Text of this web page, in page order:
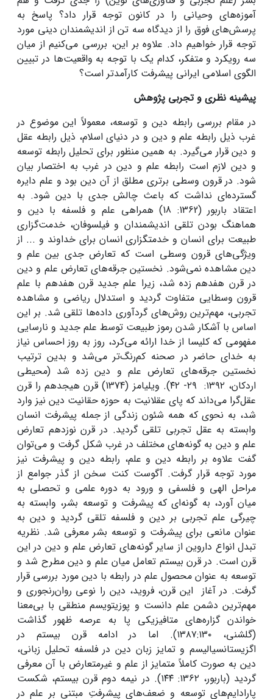
آموزه‌های وحیانی را در کانون توجه قرار داد؟ پاسخ به
پرسش‌های فوق را از دیدگاه سه تن از اندیشمندان دینی مورد
توجه قرار خواهیم داد. علاوه بر این، بررسی می‌کنیم از میان
سه رویکرد و متفکر، کدام یک با توجه به واقعیت‌ها در تبیین
الگوی اسلامی ایرانی پیشرفت کارآمدتر است؟
پیشینه نظری و تجربی پژوهش
در مقام بررسی رابطه دین و توسعه، معمولاً این موضوع در
غرب ذیل رابطه علم و دین و در دنیای اسلام، ذیل رابطه عقل
و دین قرار می‌گیرد. به همین منظور برای تحلیل رابطه توسعه
و دین لازم است رابطه علم و دین در غرب به اختصار بیان
شود. در قرون وسطی برتری مطلق از آن دین بود و علم دایره
گسترده‌ای نداشت که باعث چالش جدی با دین شود. به
اعتقاد باربور (1362: 18) همراهی علم و فلسفه با دین و
هماهنگ بودن تلقی اندیشمندان و فیلسوفان، خدمت‌گزاری
طبیعت برای انسان و خدمتگزاری انسان برای خداوند و ... از
ویژگی‌های قرون وسطی است که تعارض جدی بین علم و
دین مشاهده نمی‌شود. نخستین جرقه‌های تعارض علم و دین
در قرن هفدهم زده شد، زیرا علم جدید قرن هفدهم با علم
قرون وسطایی متفاوت گردید و استدلال ریاضی و مشاهده
تجربی، مهم‌ترین روش‌های گردآوری داده‌ها تلقی شد. بر این
‌اساس با آشکار شدن رموز طبیعت توسط علم جدید و نارسایی
مفهومی که کلیسا از خدا ارائه می‌کرد، روز به روز احساس نیاز
به خدای حاضر در صحنه کم‌رنگ‌تر می‌شد و بدین‌ ترتیب
نخستین جرقه‌های تعارض علم و دین زده شد (محیطی
اردکان، ۱۳۹۲: ۲۹- ۴۲). ویلیامز (1374) قرن هیجدهم را قرن
عقل‌گرا می‌داند که پای عقلانیت به حوزه حقانیت دین نیز وارد
شد، به نحوی که همه شئون زندگی از جمله پیشرفت انسان
وابسته به عقل تجربی تلقی گردید. در قرن نوزدهم تعارض
علم و دین به گونه‌های مختلف در غرب شکل گرفت و می‌توان
گفت علاوه بر رابطه دین و علم، رابطه دین و پیشرفت نیز
مورد توجه قرار گرفت. آگوست کنت سخن از گذر جوامع از
مراحل الهی و فلسفی و ورود به دوره علمی و تحصلی به
میان آورد، به گونه‌ای که پیشرفت و توسعه بشر، وابسته به
چیرگی علم تجربی بر دین و فلسفه تلقی گردید و دین به
عنوان مانعی برای پیشرفت و توسعه بشر معرفی شد. نظریه
تبدل انواع داروین از سایر گونه‌های تعارض علم و دین در این
قرن است. در قرن بیستم تعامل‌ میان علم و دین مطرح شد و
توسعه به عنوان محصول علم در رابطه با دین مورد بررسی قرار
گرفت. در آغاز این قرن، فروید، دین را نوعی روان‌رنجوری و
مهم‌ترین دشمن علم دانست و پوزیتویسم منطقی با بی‌معنا
خواندن گزاره‌های متافیزیکی پا به عرصه ظهور گذاشت
(گلشنی، ۱۳۸۷:۱۳۰). اما در ادامه قرن بیستم در
اگزیستانسیالیسم و تمایز زبان دین در فلسفه تحلیل زبانی،
دین به صورت کاملاً متمایز از علم و غیرمتعارض با آن معرفی
گردید (باربور، ۱۳۶۲: ۱۴۴). در نیمه دوم قرن بیستم، شکست‌
پارادایم‌های توسعه و ضعف‌های پیشرفتِ مبتنی بر علم در